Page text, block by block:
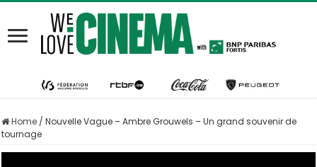
Home / Nouvelle Vague – Ambre Grouwels – Un grand souvenir de
tournage